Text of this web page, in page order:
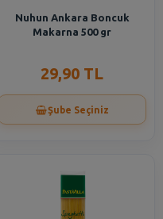
Nuhun Ankara Boncuk
Makarna 500 gr
29,90 TL
Şube Seçiniz